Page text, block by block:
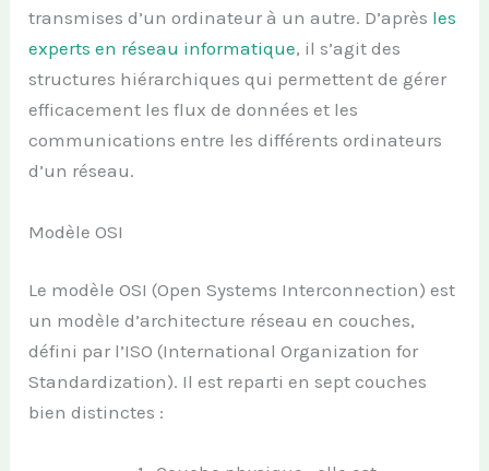
transmises d’un ordinateur à un autre. D’après les
experts en réseau informatique, il s’agit des
structures hiérarchiques qui permettent de gérer
efficacement les flux de données et les
communications entre les différents ordinateurs
d’un réseau.
Modèle OSI
Le modèle OSI (Open Systems Interconnection) est
un modèle d’architecture réseau en couches,
défini par l’ISO (International Organization for
Standardization). Il est reparti en sept couches
bien distinctes :